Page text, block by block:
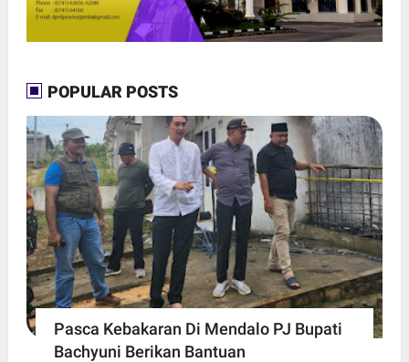
POPULAR POSTS
Pasca Kebakaran Di Mendalo PJ Bupati
Bachyuni Berikan Bantuan